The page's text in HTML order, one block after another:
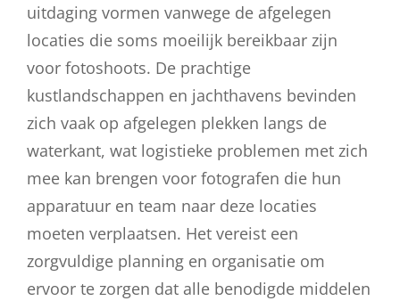
uitdaging vormen vanwege de afgelegen
locaties die soms moeilijk bereikbaar zijn
voor fotoshoots. De prachtige
kustlandschappen en jachthavens bevinden
zich vaak op afgelegen plekken langs de
waterkant, wat logistieke problemen met zich
mee kan brengen voor fotografen die hun
apparatuur en team naar deze locaties
moeten verplaatsen. Het vereist een
zorgvuldige planning en organisatie om
ervoor te zorgen dat alle benodigde middelen